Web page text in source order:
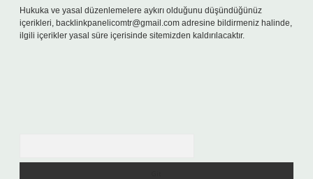
Hukuka ve yasal düzenlemelere aykırı olduğunu düşündüğünüz
içerikleri, backlinkpanelicomtr@gmail.com adresine bildirmeniz halinde,
ilgili içerikler yasal süre içerisinde sitemizden kaldırılacaktır.